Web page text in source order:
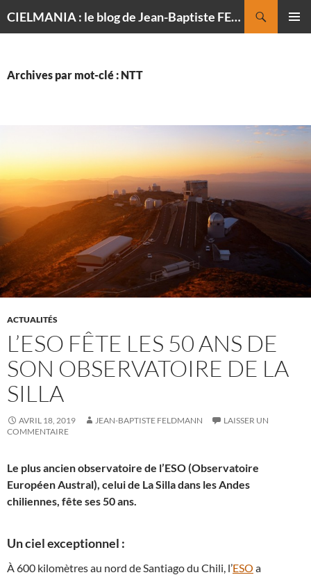
CIELMANIA : le blog de Jean-Baptiste FELDMANN, photographe du ciel
Archives par mot-clé : NTT
ACTUALITÉS
L’ESO FÊTE LES 50 ANS DE
SON OBSERVATOIRE DE LA
SILLA
AVRIL 18, 2019 JEAN-BAPTISTE FELDMANN
LAISSER UN
COMMENTAIRE
Le plus ancien observatoire de l’ESO (Observatoire
Européen Austral), celui de La Silla dans les Andes
chiliennes, fête ses 50 ans.
Un ciel exceptionnel :
À 600 kilomètres au nord de Santiago du Chili, l’ESO a